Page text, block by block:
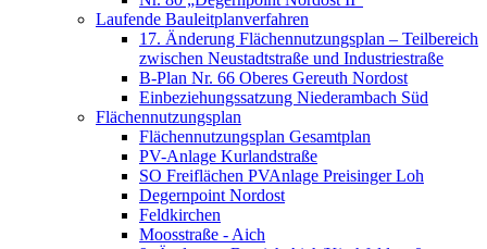
Laufende Bauleitplanverfahren
17. Änderung Flächennutzungsplan – Teilbereich
zwischen Neustadtstraße und Industriestraße
B-Plan Nr. 66 Oberes Gereuth Nordost
Einbeziehungssatzung Niederambach Süd
Flächennutzungsplan
Flächennutzungsplan Gesamtplan
PV-Anlage Kurlandstraße
SO Freiflächen PV­Anlage Preisinger Loh
Degernpoint Nordost
Feldkirchen
Moosstraße - Aich